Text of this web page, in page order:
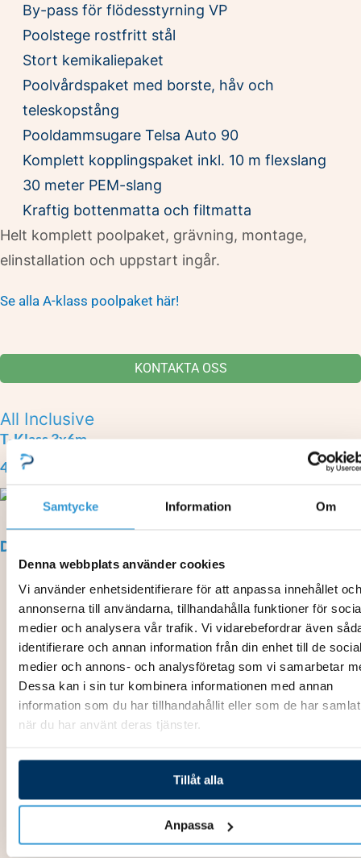
Samtycke Information Om
Denna webbplats använder cookies
Vi använder enhetsidentifierare för att anpassa innehållet och
annonserna till användarna, tillhandahålla funktioner för
medier och analysera vår trafik. Vi vidarebefordrar även
identifierare och annan information från din enhet till de
medier och annons- och analysföretag som vi samarbetar
Dessa kan i sin tur kombinera informationen med annan
information som du har tillhandahållit eller som de har
när du har använt deras tjänster.
Tillåt alla
Anpassa
By-pass för flödesstyrning VP
Poolstege rostfritt stål
Stort kemikaliepaket
Poolvårdspaket med borste, håv och
teleskopstång
Pooldammsugare Telsa Auto 90
Komplett kopplingspaket inkl. 10 m flexslang
30 meter PEM-slang
Kraftig bottenmatta och filtmatta
Helt komplett poolpaket, grävning, montage,
elinstallation och uppstart ingår.
Se alla A-klass poolpaket här!
KONTAKTA OSS
All Inclusive
T‑Klass 3x6m
406 990:-
Detta ingår
Poolstomme Thermoblock 3x6
Svensktillverkad Medelhavsblå liner
Cirkulationspump
Filtertank inkl. filterglas för extra lång livslängd
Poolbelysning vit LED
Bräddavlopp och 2 st inlopp
Säkerhetsöverdrag Roll-on Cover
Poolvårdspaket med borste, håv och